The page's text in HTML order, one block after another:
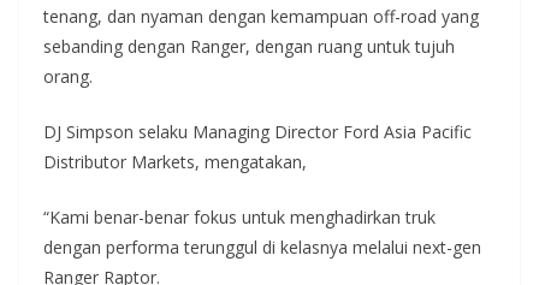
tenang, dan nyaman dengan kemampuan off-road yang
sebanding dengan Ranger, dengan ruang untuk tujuh
orang.
DJ Simpson selaku Managing Director Ford Asia Pacific
Distributor Markets, mengatakan,
“Kami benar-benar fokus untuk menghadirkan truk
dengan performa terunggul di kelasnya melalui next-gen
Ranger Raptor.